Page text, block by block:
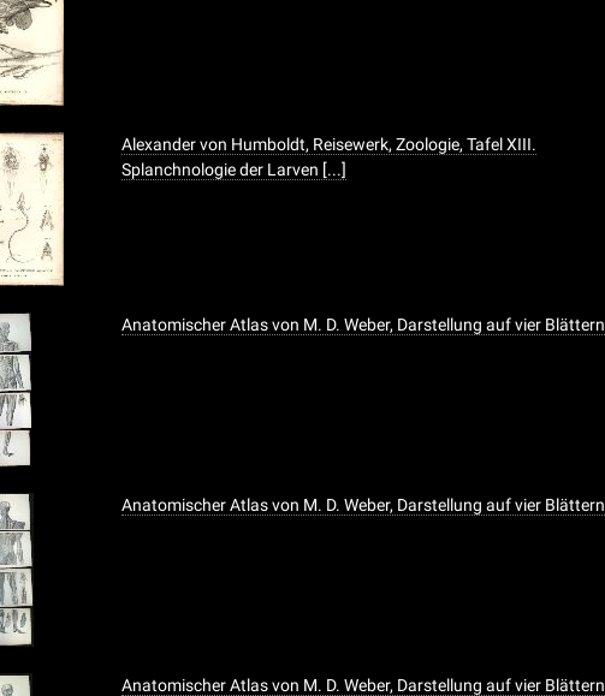
Alexander von Humboldt, Reisewerk, Zoologie, Tafel XIII.
Splanchnologie der Larven [...]
Anatomischer Atlas von M. D. Weber, Darstellung auf vier Blättern
Anatomischer Atlas von M. D. Weber, Darstellung auf vier Blättern
Anatomischer Atlas von M. D. Weber, Darstellung auf vier Blättern